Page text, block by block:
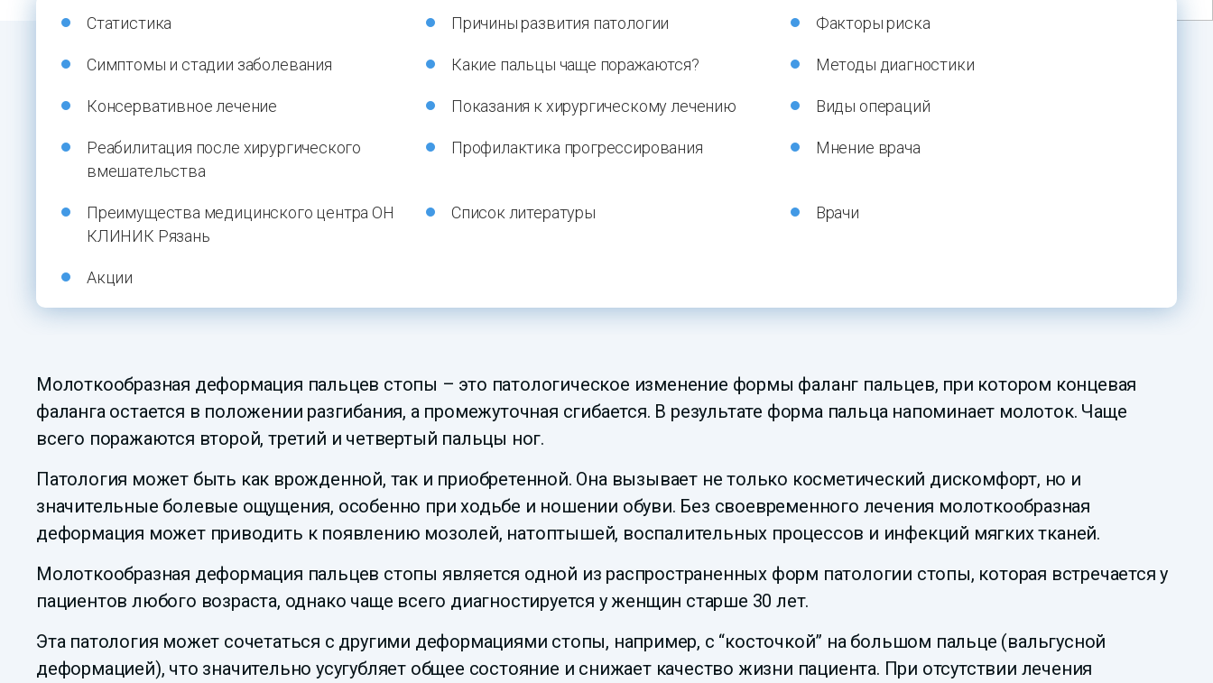
Статистика Причины развития патологии Факторы риска
Симптомы и стадии заболевания Какие пальцы чаще поражаются? Методы диагностики
Консервативное лечение Показания к хирургическому лечению Виды операций
Реабилитация после хирургического
вмешательства
Профилактика прогрессирования Мнение врача
Преимущества медицинского центра ОН
КЛИНИК Рязань
Список литературы Врачи
Акции
Молоткообразная деформация пальцев стопы – это патологическое изменение формы фаланг пальцев, при котором концевая
фаланга остается в положении разгибания, а промежуточная сгибается. В результате форма пальца напоминает молоток. Чаще
всего поражаются второй, третий и четвертый пальцы ног.
Патология может быть как врожденной, так и приобретенной. Она вызывает не только косметический дискомфорт, но и
значительные болевые ощущения, особенно при ходьбе и ношении обуви. Без своевременного лечения молоткообразная
деформация может приводить к появлению мозолей, натоптышей, воспалительных процессов и инфекций мягких тканей.
Молоткообразная деформация пальцев стопы является одной из распространенных форм патологии стопы, которая встречается у
пациентов любого возраста, однако чаще всего диагностируется у женщин старше 30 лет.
Эта патология может сочетаться с другими деформациями стопы, например, с “косточкой” на большом пальце (вальгусной
деформацией), что значительно усугубляет общее состояние и снижает качество жизни пациента. При отсутствии лечения